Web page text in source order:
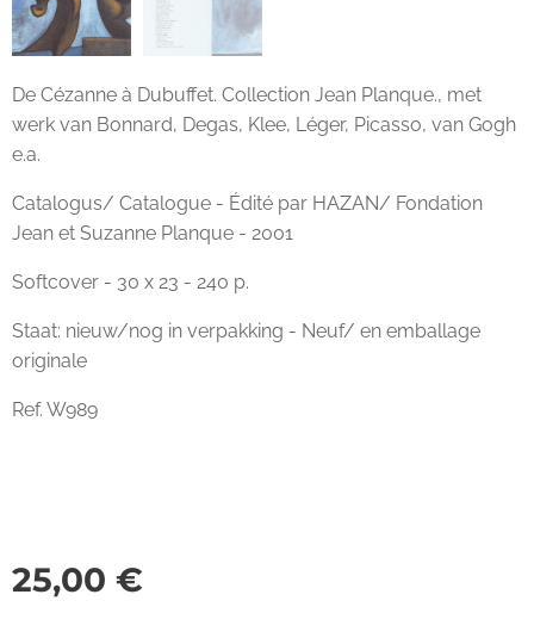
De Cézanne à Dubuffet. Collection Jean Planque., met
werk van Bonnard, Degas, Klee, Léger, Picasso, van Gogh
e.a.
Catalogus/ Catalogue - Édité par HAZAN/ Fondation
Jean et Suzanne Planque - 2001
Softcover - 30 x 23 - 240 p.
Staat: nieuw/nog in verpakking - Neuf/ en emballage
originale
Ref. W989
25,00 €